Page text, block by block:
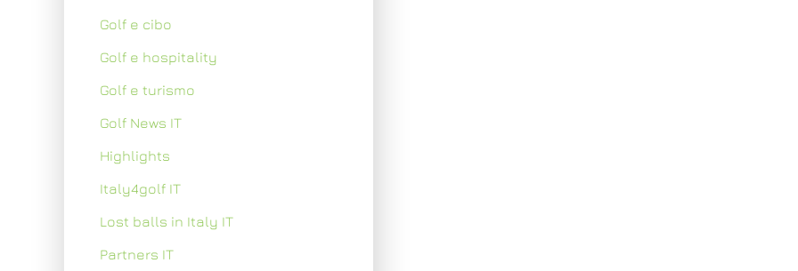
Golf e cibo
Golf e hospitality
Golf e turismo
Golf News IT
Highlights
Italy4golf IT
Lost balls in Italy IT
Partners IT